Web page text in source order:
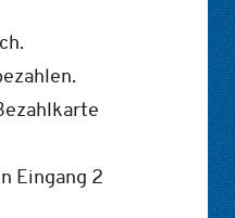
Eingang 2